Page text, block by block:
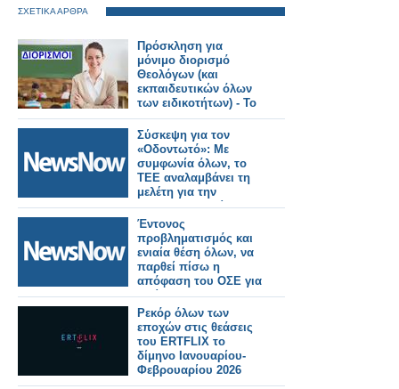
ΣΧΕΤΙΚΑ ΑΡΘΡΑ
Πρόσκληση για
μόνιμο διορισμό
Θεολόγων (και
εκπαιδευτικών όλων
των ειδικοτήτων) - Το
ΦΕΚ
Σύσκεψη για τον
«Οδοντωτό»: Με
συμφωνία όλων, το
ΤΕΕ αναλαμβάνει τη
μελέτη για την
επαναλειτουργία του.
Έντονος
προβληματισμός και
ενιαία θέση όλων, να
παρθεί πίσω η
απόφαση του ΟΣΕ για
κλείσιμο του
Οδοντωτού
Ρεκόρ όλων των
εποχών στις θεάσεις
του ERTFLIX το
δίμηνο Ιανουαρίου-
Φεβρουαρίου 2026